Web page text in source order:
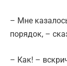
– Мне
порядок, –
– Как! –